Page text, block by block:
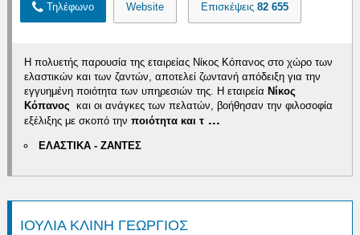
Τηλέφωνο Website Επισκέψεις82 655
Η πολυετής παρουσία της εταιρείας Νίκος Κόπανος στο χώρο των
ελαστικών και των ζαντών, αποτελεί ζωντανή απόδειξη για την
εγγυημένη ποιότητα των υπηρεσιών της. Η εταιρεία Νίκος
Κόπανος και οι ανάγκες των πελατών, βοήθησαν την φιλοσοφία
εξέλιξης με σκοπό τηνποιότητα και τ ...
ΕΛΑΣΤΙΚΑ - ΖΑΝΤΕΣ
ΙΟΥΛΙΑ ΚΛΙΝΗ ΓΕΩΡΓΙΟΣ